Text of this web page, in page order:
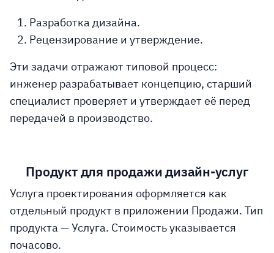
Разработка дизайна.
Рецензирование и утверждение.
Эти задачи отражают типовой процесс:
инженер разрабатывает концепцию, старший
специалист проверяет и утверждает её перед
передачей в производство.
Продукт для продажи дизайн-услуг
Услуга проектирования оформляется как
отдельный продукт в приложении Продажи. Тип
продукта — Услуга. Стоимость указывается
почасово.